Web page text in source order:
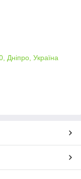
Дніпро, Україна